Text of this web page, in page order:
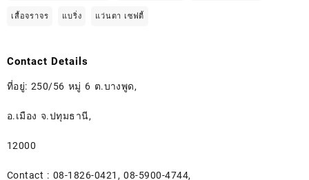
เสื้อจราจร แบริ่ง แว่นตา เซฟตี้
Contact Details
ที่อยู่: 250/56 หมู่ 6 ต.บางพูด,
อ.เมือง จ.ปทุมธานี,
12000
Contact : 08-1826-0421, 08-5900-4744,